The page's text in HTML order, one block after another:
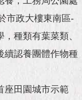
市政大樓東南區-
種類有葉菜類、
續認養團體作物種
田園城市示範